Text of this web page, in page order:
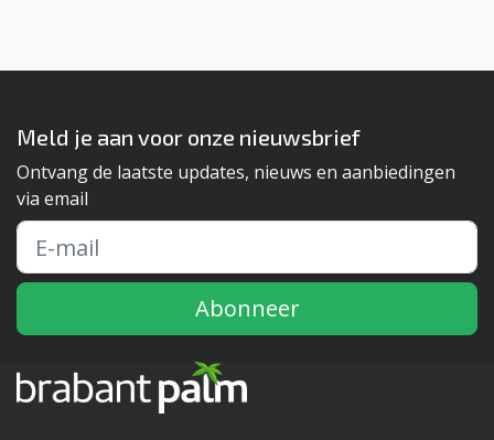
Meld je aan voor onze nieuwsbrief
Ontvang de laatste updates, nieuws en aanbiedingen
via email
Abonneer